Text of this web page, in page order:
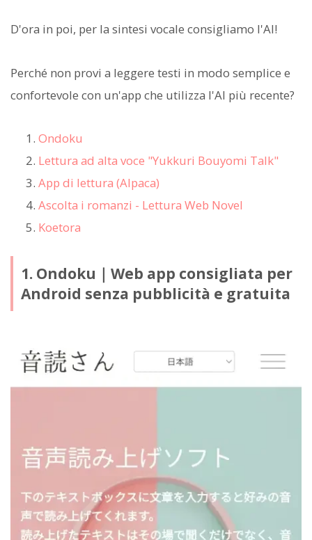
D'ora in poi, per la sintesi vocale consigliamo l'AI!
Perché non provi a leggere testi in modo semplice e
confortevole con un'app che utilizza l'AI più recente?
Ondoku
Lettura ad alta voce "Yukkuri Bouyomi Talk"
App di lettura (Alpaca)
Ascolta i romanzi - Lettura Web Novel
Koetora
1. Ondoku｜Web app consigliata per
Android senza pubblicità e gratuita